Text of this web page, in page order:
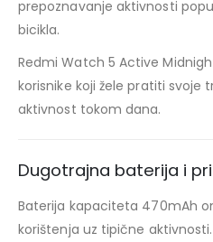
prepoznavanje aktivnosti
bicikla.
Redmi Watch 5 Active
korisnike koji žele pratiti svoje
aktivnost tokom dana.
Dugotrajna baterija i
Baterija kapaciteta 470mAh
korištenja uz tipične